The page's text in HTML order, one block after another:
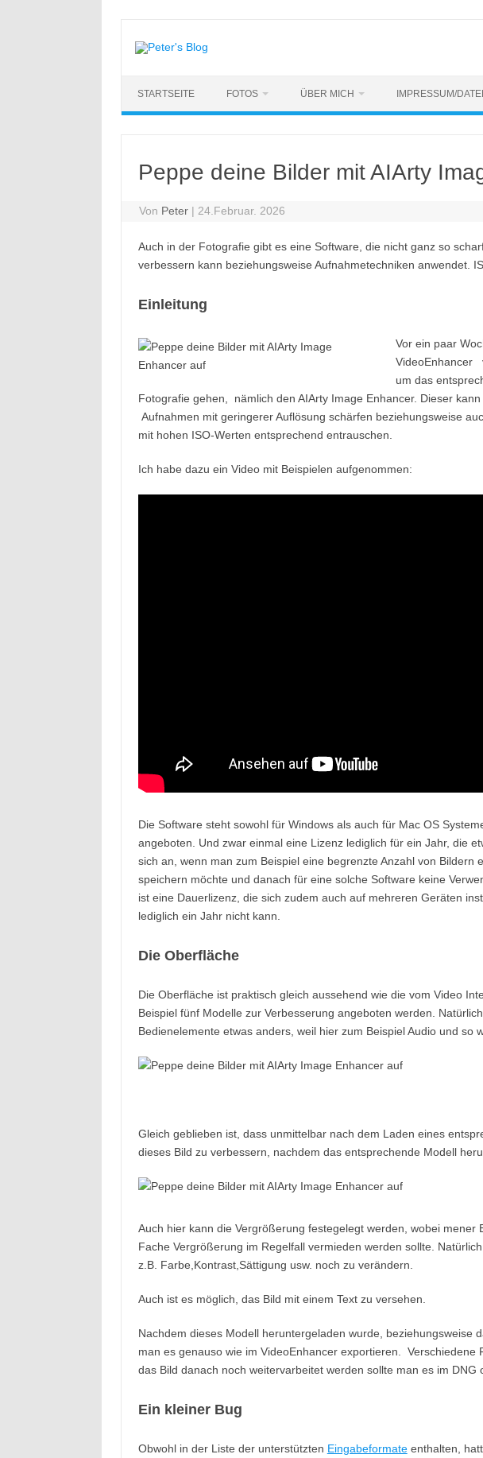
springen
STARTSEITE FOTOS ÜBER MICH IMPRESSUM/
Peppe deine Bilder mit AIArty
Von Peter | 24.Februar. 2026
Auch in der Fotografie gibt es eine Software, die nicht ganz so
verbessern kann beziehungsweise Aufnahmetechniken anwendet.
Einleitung
Vor ein paar
VideoEnhancer
um das
Fotografie gehen, nämlich den AIArty Image Enhancer. Dieser
Aufnahmen mit geringerer Auflösung schärfen beziehungsweise
mit hohen ISO-Werten entsprechend entrauschen.
Ich habe dazu ein Video mit Beispielen aufgenommen:
Die Software steht sowohl für Windows als auch für Mac OS
angeboten. Und zwar einmal eine Lizenz lediglich für ein Jahr, die
sich an, wenn man zum Beispiel eine begrenzte Anzahl von Bildern
speichern möchte und danach für eine solche Software keine
ist eine Dauerlizenz, die sich zudem auch auf mehreren Geräten
lediglich ein Jahr nicht kann.
Die Oberfläche
Die Oberfläche ist praktisch gleich aussehend wie die vom Video
Beispiel fünf Modelle zur Verbesserung angeboten werden.
Bedienelemente etwas anders, weil hier zum Beispiel Audio und so
Gleich geblieben ist, dass unmittelbar nach dem Laden eines
dieses Bild zu verbessern, nachdem das entsprechende Modell
Auch hier kann die Vergrößerung festegelegt werden, wobei mener
Fache Vergrößerung im Regelfall vermieden werden sollte.
z.B. Farbe,Kontrast,Sättigung usw. noch zu verändern.
Auch ist es möglich, das Bild mit einem Text zu versehen.
Nachdem dieses Modell heruntergeladen wurde, beziehungsweise
man es genauso wie im VideoEnhancer exportieren. Verschiedene
das Bild danach noch weitervarbeitet werden sollte man es im DNG
Ein kleiner Bug
Obwohl in der Liste der unterstützten Eingabeformateenthalten,